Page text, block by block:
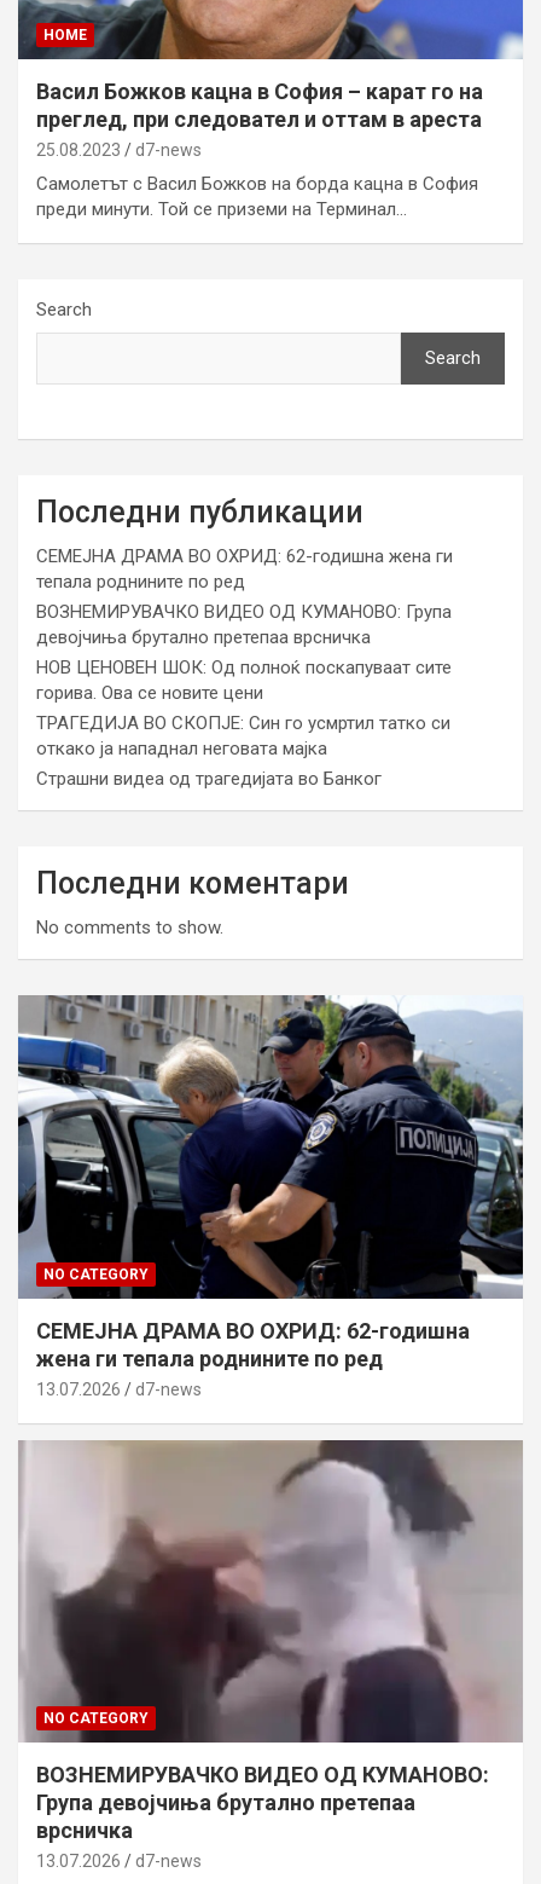
HOME
Васил Божков кацна в София – карат го на
преглед, при следовател и оттам в ареста
25.08.2023 d7-news
Самолетът с Васил Божков на борда кацна в София
преди минути. Той се приземи на Терминал…
Search
Search
Последни публикации
СЕМЕЈНА ДРАМА ВО ОХРИД: 62-годишна жена ги
тепала роднините по ред
ВОЗНЕМИРУВАЧКО ВИДЕО ОД КУМАНОВО: Група
девојчиња брутално претепаа врсничка
НОВ ЦЕНОВЕН ШОК: Од полноќ поскапуваат сите
горива. Ова се новите цени
ТРАГЕДИЈА ВО СКОПЈЕ: Син го усмртил татко си
откако ја нападнал неговата мајка
Страшни видеа од трагедијата во Банког
Последни коментари
No comments to show.
NO CATEGORY
СЕМЕЈНА ДРАМА ВО ОХРИД: 62-годишна
жена ги тепала роднините по ред
13.07.2026 d7-news
NO CATEGORY
ВОЗНЕМИРУВАЧКО ВИДЕО ОД КУМАНОВО:
Група девојчиња брутално претепаа
врсничка
13.07.2026 d7-news